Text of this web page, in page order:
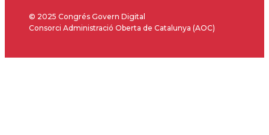
© 2025 Congrés Govern Digital
Consorci Administració Oberta de Catalunya (AOC)